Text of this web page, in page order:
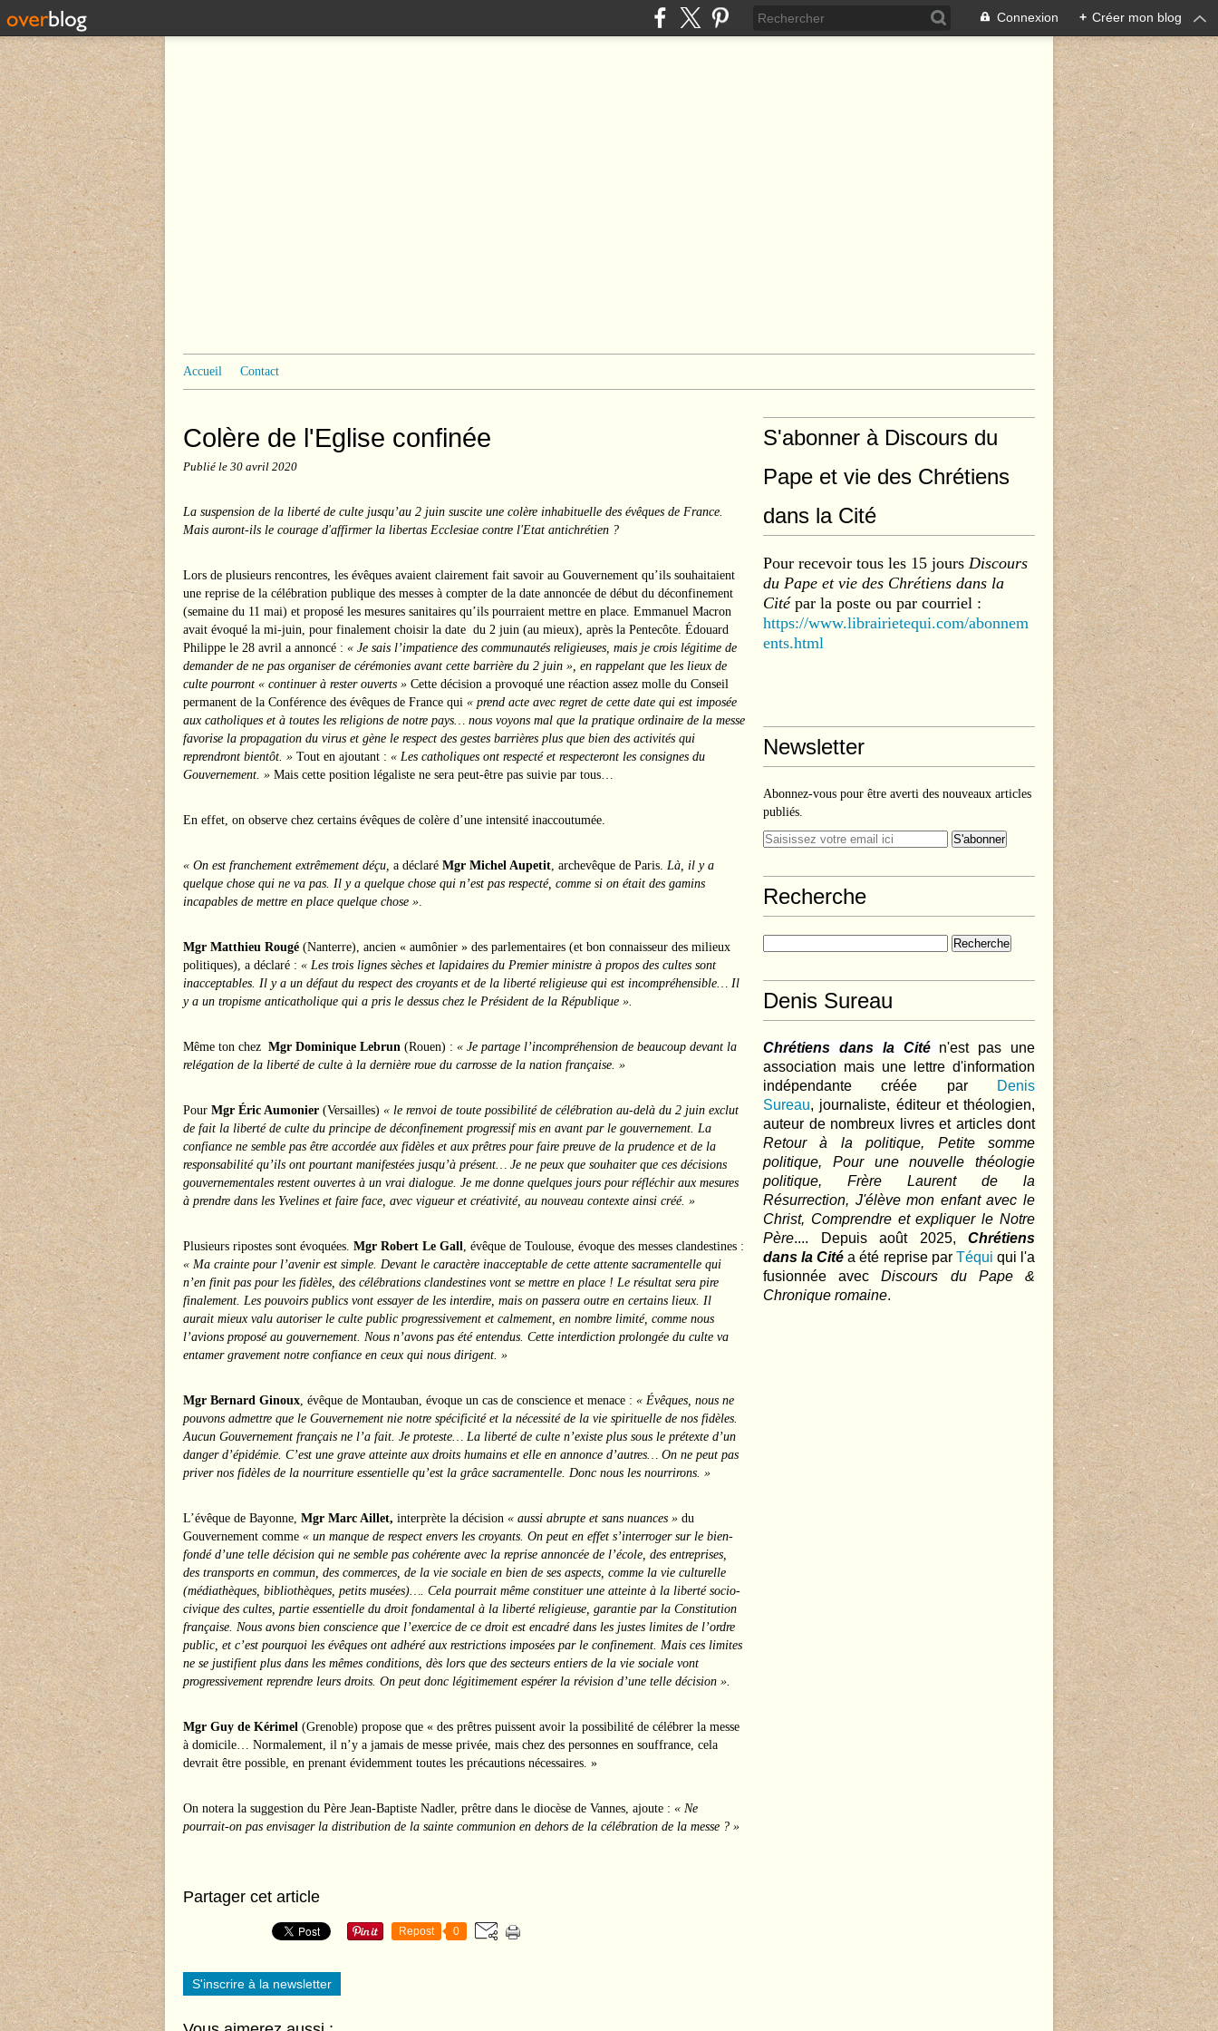
Connexion + Créer mon blog
Accueil Contact
Colère de l'Eglise confinée
Publié le 30 avril 2020
La suspension de la liberté de culte jusqu’au 2 juin suscite une colère inhabituelle des évêques de France.
Mais auront-ils le courage d'affirmer la libertas Ecclesiae contre l'Etat antichrétien ?
Lors de plusieurs rencontres, les évêques avaient clairement fait savoir au Gouvernement qu’ils souhaitaient
une reprise de la célébration publique des messes à compter de la date annoncée de début du déconfinement
(semaine du 11 mai) et proposé les mesures sanitaires qu’ils pourraient mettre en place. Emmanuel Macron
avait évoqué la mi-juin, pour finalement choisir la date du 2 juin (au mieux), après la Pentecôte. Édouard
Philippe le 28 avril a annoncé : « Je sais l’impatience des communautés religieuses, mais je crois légitime de
demander de ne pas organiser de cérémonies avant cette barrière du 2 juin », en rappelant que les lieux de
culte pourront « continuer à rester ouverts » Cette décision a provoqué une réaction assez molle du Conseil
permanent de la Conférence des évêques de France qui « prend acte avec regret de cette date qui est imposée
aux catholiques et à toutes les religions de notre pays… nous voyons mal que la pratique ordinaire de la messe
favorise la propagation du virus et gène le respect des gestes barrières plus que bien des activités qui
reprendront bientôt. » Tout en ajoutant : « Les catholiques ont respecté et respecteront les consignes du
Gouvernement. » Mais cette position légaliste ne sera peut-être pas suivie par tous…
En effet, on observe chez certains évêques de colère d’une intensité inaccoutumée.
« On est franchement extrêmement déçu, a déclaré Mgr Michel Aupetit, archevêque de Paris. Là, il y a
quelque chose qui ne va pas. Il y a quelque chose qui n’est pas respecté, comme si on était des gamins
incapables de mettre en place quelque chose ».
Mgr Matthieu Rougé (Nanterre), ancien « aumônier » des parlementaires (et bon connaisseur des milieux
politiques), a déclaré : « Les trois lignes sèches et lapidaires du Premier ministre à propos des cultes sont
inacceptables. Il y a un défaut du respect des croyants et de la liberté religieuse qui est incompréhensible… Il
y a un tropisme anticatholique qui a pris le dessus chez le Président de la République ».
Même ton chez Mgr Dominique Lebrun (Rouen) : « Je partage l’incompréhension de beaucoup devant la
relégation de la liberté de culte à la dernière roue du carrosse de la nation française. »
Pour Mgr Éric Aumonier (Versailles) « le renvoi de toute possibilité de célébration au-delà du 2 juin exclut
de fait la liberté de culte du principe de déconfinement progressif mis en avant par le gouvernement. La
confiance ne semble pas être accordée aux fidèles et aux prêtres pour faire preuve de la prudence et de la
responsabilité qu’ils ont pourtant manifestées jusqu’à présent… Je ne peux que souhaiter que ces décisions
gouvernementales restent ouvertes à un vrai dialogue. Je me donne quelques jours pour réfléchir aux mesures
à prendre dans les Yvelines et faire face, avec vigueur et créativité, au nouveau contexte ainsi créé. »
Plusieurs ripostes sont évoquées. Mgr Robert Le Gall, évêque de Toulouse, évoque des messes clandestines :
« Ma crainte pour l’avenir est simple. Devant le caractère inacceptable de cette attente sacramentelle qui
n’en finit pas pour les fidèles, des célébrations clandestines vont se mettre en place ! Le résultat sera pire
finalement. Les pouvoirs publics vont essayer de les interdire, mais on passera outre en certains lieux. Il
aurait mieux valu autoriser le culte public progressivement et calmement, en nombre limité, comme nous
l’avions proposé au gouvernement. Nous n’avons pas été entendus. Cette interdiction prolongée du culte va
entamer gravement notre confiance en ceux qui nous dirigent. »
Mgr Bernard Ginoux, évêque de Montauban, évoque un cas de conscience et menace : « Évêques, nous ne
pouvons admettre que le Gouvernement nie notre spécificité et la nécessité de la vie spirituelle de nos fidèles.
Aucun Gouvernement français ne l’a fait. Je proteste… La liberté de culte n’existe plus sous le prétexte d’un
danger d’épidémie. C’est une grave atteinte aux droits humains et elle en annonce d’autres… On ne peut pas
priver nos fidèles de la nourriture essentielle qu’est la grâce sacramentelle. Donc nous les nourrirons. »
L’évêque de Bayonne, Mgr Marc Aillet, interprète la décision « aussi abrupte et sans nuances » du
Gouvernement comme « un manque de respect envers les croyants. On peut en effet s’interroger sur le bien-
fondé d’une telle décision qui ne semble pas cohérente avec la reprise annoncée de l’école, des entreprises,
des transports en commun, des commerces, de la vie sociale en bien de ses aspects, comme la vie culturelle
(médiathèques, bibliothèques, petits musées)…. Cela pourrait même constituer une atteinte à la liberté socio-
civique des cultes, partie essentielle du droit fondamental à la liberté religieuse, garantie par la Constitution
française. Nous avons bien conscience que l’exercice de ce droit est encadré dans les justes limites de l’ordre
public, et c’est pourquoi les évêques ont adhéré aux restrictions imposées par le confinement. Mais ces limites
ne se justifient plus dans les mêmes conditions, dès lors que des secteurs entiers de la vie sociale vont
progressivement reprendre leurs droits. On peut donc légitimement espérer la révision d’une telle décision ».
Mgr Guy de Kérimel (Grenoble) propose que « des prêtres puissent avoir la possibilité de célébrer la messe
à domicile… Normalement, il n’y a jamais de messe privée, mais chez des personnes en souffrance, cela
devrait être possible, en prenant évidemment toutes les précautions nécessaires. »
On notera la suggestion du Père Jean-Baptiste Nadler, prêtre dans le diocèse de Vannes, ajoute : « Ne
pourrait-on pas envisager la distribution de la sainte communion en dehors de la célébration de la messe ? »
Partager cet article
Repost 0
S'inscrire à la newsletter
S'abonner à Discours du
Pape et vie des Chrétiens
dans la Cité
Pour recevoir tous les 15 jours Discours
du Pape et vie des Chrétiens dans la
Citépar la poste ou par courriel :
https://www.librairietequi.com/abonnem
ents.html
Newsletter
Abonnez-vous pour être averti des nouveaux articles
publiés.
Recherche
Denis Sureau
Chrétiens dans la Cité
n'est pas une
association mais une lettre d'information
indépendante créée par
Denis
Sureau, journaliste, éditeur et théologien,
auteur de nombreux livres et articles dont
Retour à la politique, Petite somme
politique, Pour une nouvelle théologie
politique, Frère Laurent de la
Résurrection, J'élève mon enfant avec le
Christ, Comprendre et expliquer le Notre
Père.... Depuis août 2025, Chrétiens
dans la Cité a été reprise par Téqui qui l'a
fusionnée avecDiscours du Pape &
Chronique romaine.